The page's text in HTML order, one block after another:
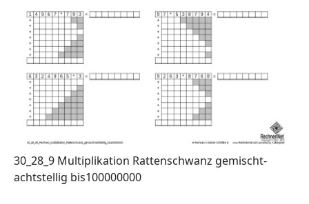
30_28_9 Multiplikation Rattenschwanz gemischt-
achtstellig bis100000000